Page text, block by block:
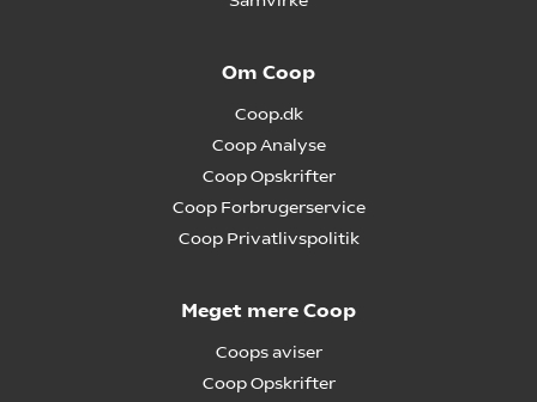
Om Coop
Coop.dk
Coop Analyse
Coop Opskrifter
Coop Forbrugerservice
Coop Privatlivspolitik
Meget mere Coop
Coops aviser
Coop Opskrifter